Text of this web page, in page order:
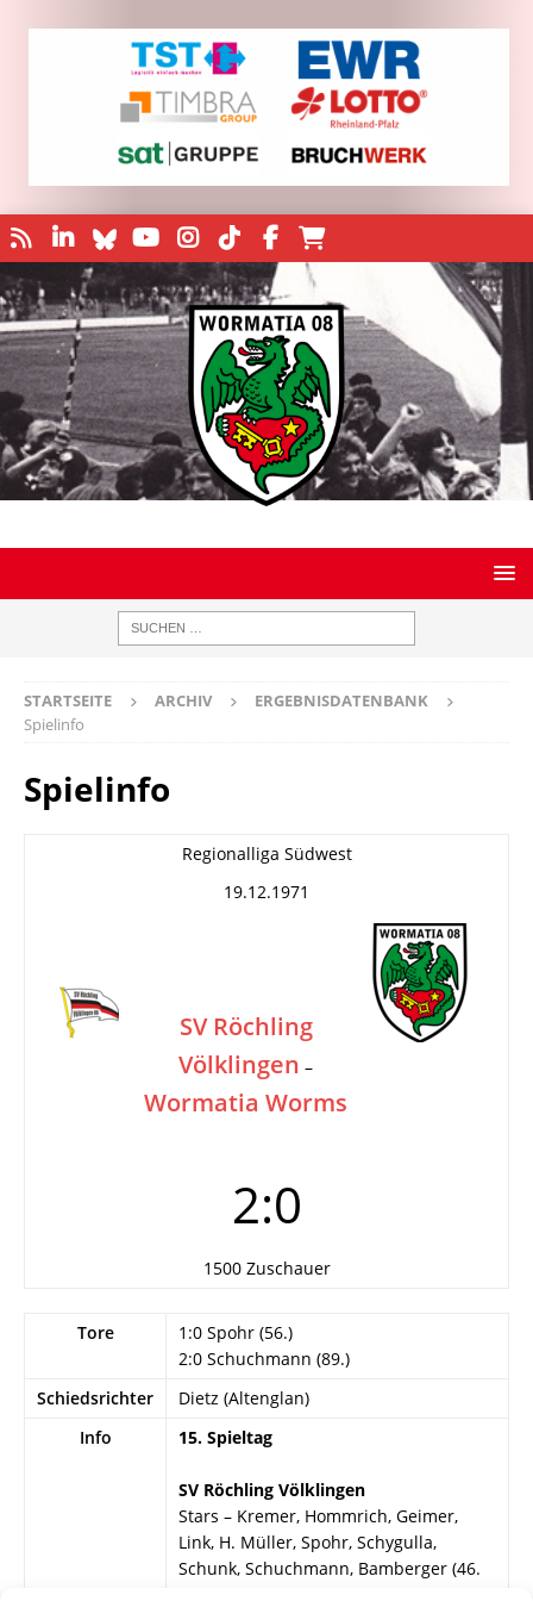
STARTSEITE ARCHIV
ERGEBNISDATENBANK
Spielinfo
Spielinfo
Regionalliga Südwest
19.12.1971
SV Röchling
Völklingen –
Wormatia Worms
2:0
1500 Zuschauer
Tore
1:0 Spohr (56.)
2:0 Schuchmann (89.)
Schiedsrichter
Dietz (Altenglan)
Info
15. Spieltag
SV Röchling Völklingen
Stars – Kremer, Hommrich, Geimer,
Link, H. Müller, Spohr, Schygulla,
Schunk, Schuchmann, Bamberger (46.